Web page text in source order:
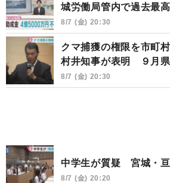
城労働局管内で過去最
8/7 (金) 20:30
クマ捕獲の権限を市町
村井知事が表明 ９月
8/7 (金) 20:30
中学生が質疑 宮城・亘
8/7 (金) 20:20